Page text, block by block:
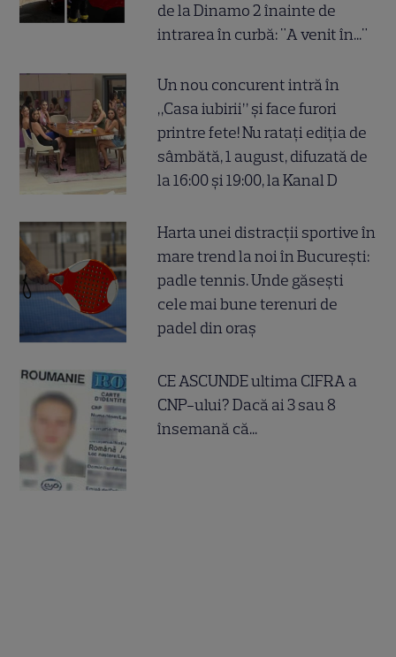
de la Dinamo 2 înainte de
intrarea în curbă: "A venit în..."
Un nou concurent intră în
„Casa iubirii” și face furori
printre fete! Nu ratați ediția de
sâmbătă, 1 august, difuzată de
la 16:00 și 19:00, la Kanal D
Harta unei distracții sportive în
mare trend la noi în București:
padle tennis. Unde găsești
cele mai bune terenuri de
padel din oraș
CE ASCUNDE ultima CIFRA a
CNP-ului? Dacă ai 3 sau 8
însemană că...